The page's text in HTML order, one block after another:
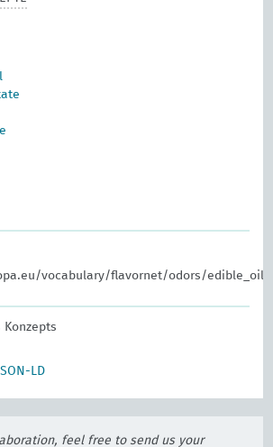
vocabulary/flavornet/odors/
LD
feel free to send us your